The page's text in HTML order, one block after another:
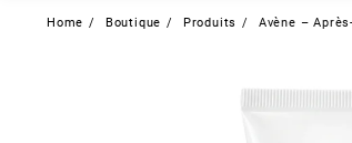
Home Boutique Produits Avène –